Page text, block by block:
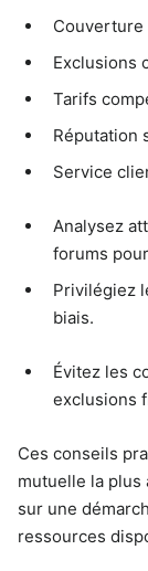
Couverture
Exclusions
Tarifs
Réputation
Service
Analysez
forums
Privilégiez
biais.
Évitez les
exclusions
Ces conseils
mutuelle la plus
sur une
ressources